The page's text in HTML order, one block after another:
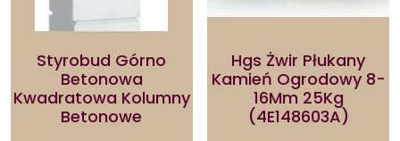
Styrobud Górno
Betonowa
Kwadratowa Kolumny
Betonowe
Hgs Żwir Płukany
Kamień Ogrodowy 8-
16Mm 25Kg
(4E148603A)